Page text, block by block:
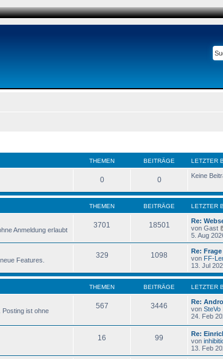
THEMEN BEITRÄGE LETZTER
0 0 Keine
THEMEN BEITRÄGE LETZTER
Anmeldung erlaubt
3701 18501
Re:
von Gast
5. Aug
Features.
329 1098
Re:
von FF-
13. Jul
THEMEN BEITRÄGE LETZTER
Posting ist ohne
567 3446
Re:
von SteVo
24. Feb
16 99
Re:
von
13. Feb